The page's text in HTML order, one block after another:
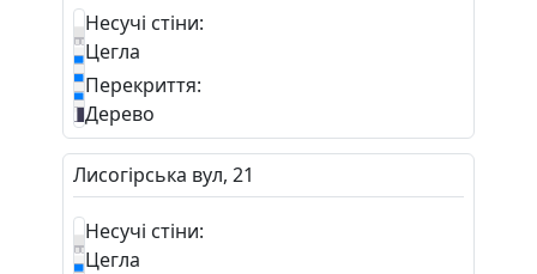
Несучі стіни:
Цегла
Перекриття:
Дерево
Лисогірська вул, 21
Несучі стіни:
Цегла